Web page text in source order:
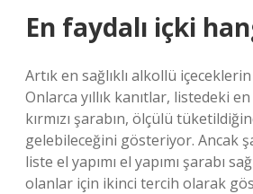
En faydalı içki
Artık en sağlıklı alkollü
Onlarca yıllık kanıtlar, listedeki
kırmızı şarabın, ölçülü
gelebileceğini gösteriyor. Ancak
liste el yapımı el yapımı şarabı
olanlar için ikinci tercih olarak